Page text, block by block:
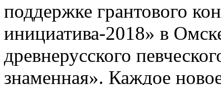
поддержке грантового
инициатива-2018» в
древнерусского
знаменная». Каждое